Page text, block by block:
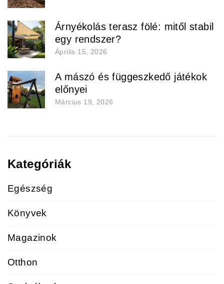
Április 15, 2026
Árnyékolás terasz fölé: mitől stabil
egy rendszer?
Március 19, 2026
A mászó és függeszkedő játékok
előnyei
Kategóriák
Egészség
Könyvek
Magazinok
Otthon